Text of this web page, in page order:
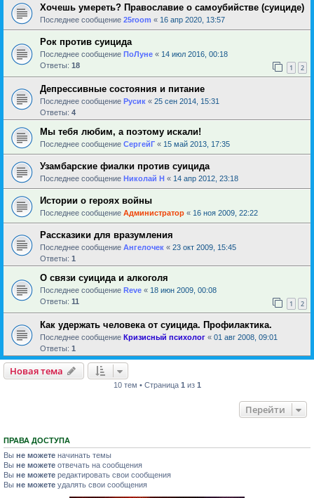
Хочешь умереть? Православие о самоубийстве (суициде)
Последнее сообщение 25room « 16 апр 2020, 13:57
Рок против суицида
Последнее сообщение ПоЛуне « 14 июл 2016, 00:18
Ответы: 18 1 2
Депрессивные состояния и питание
Последнее сообщение Русик « 25 сен 2014, 15:31
Ответы: 4
Мы тебя любим, а поэтому искали!
Последнее сообщение СергейГ « 15 май 2013, 17:35
Узамбарские фиалки против суицида
Последнее сообщение Николай Н « 14 апр 2012, 23:18
Истории о героях войны
Последнее сообщение Администратор « 16 ноя 2009, 22:22
Рассказики для вразумления
Последнее сообщение Ангелочек « 23 окт 2009, 15:45
Ответы: 1
О связи суицида и алкоголя
Последнее сообщение Reve « 18 июн 2009, 00:08
Ответы: 11 1 2
Как удержать человека от суицида. Профилактика.
Последнее сообщение Кризисный психолог « 01 авг 2008, 09:01
Ответы: 1
Новая тема
10 тем • Страница 1 из 1
Перейти
ПРАВА ДОСТУПА
Вы не можете начинать темы
Вы не можете отвечать на сообщения
Вы не можете редактировать свои сообщения
Вы не можете удалять свои сообщения